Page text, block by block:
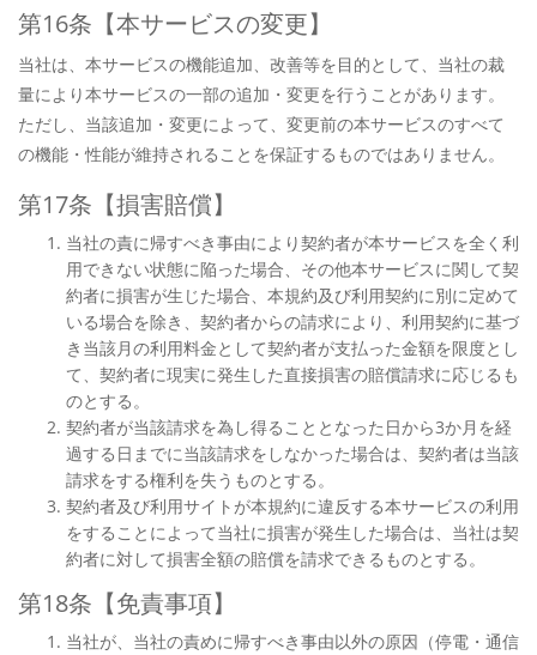
第16条【本サービスの変更】
当社は、本サービスの機能追加、改善等を目的として、当社の裁
量により本サービスの一部の追加・変更を行うことがあります。
ただし、当該追加・変更によって、変更前の本サービスのすべて
の機能・性能が維持されることを保証するものではありません。
第17条【損害賠償】
当社の責に帰すべき事由により契約者が本サービスを全く利
用できない状態に陥った場合、その他本サービスに関して契
約者に損害が生じた場合、本規約及び利用契約に別に定めて
いる場合を除き、契約者からの請求により、利用契約に基づ
き当該月の利用料金として契約者が支払った金額を限度とし
て、契約者に現実に発生した直接損害の賠償請求に応じるも
のとする。
契約者が当該請求を為し得ることとなった日から3か月を経
過する日までに当該請求をしなかった場合は、契約者は当該
請求をする権利を失うものとする。
契約者及び利用サイトが本規約に違反する本サービスの利用
をすることによって当社に損害が発生した場合は、当社は契
約者に対して損害全額の賠償を請求できるものとする。
第18条【免責事項】
当社が、当社の責めに帰すべき事由以外の原因（停電・通信